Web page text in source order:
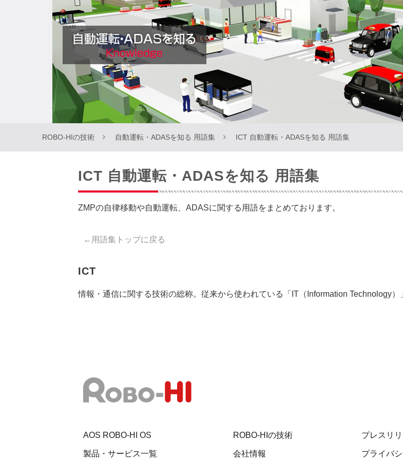
ROBO-HIの技術 自動運転・ADASを知る 用語集 ICT 自動運転・ADASを知る 用語集
ICT 自動運転・ADASを知る 用語集
ZMPの自律移動や自動運転、ADASに関する用語をまとめております。
←用語集トップに戻る
ICT
情報・通信に関する技術の総称。従来から使われている「IT（Information Technology）
AOS ROBO-HI OS
製品・サービス一覧
ROBO-HIの技術
会社情報
プレスリ
プライバ